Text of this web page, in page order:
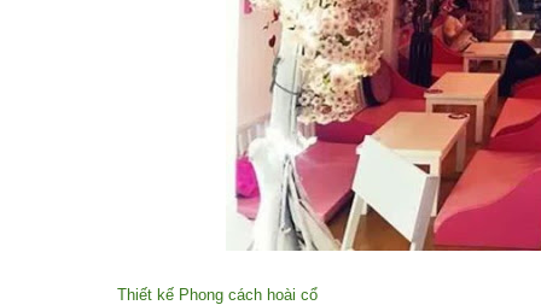
Thiết kế Phong cách hoài cổ